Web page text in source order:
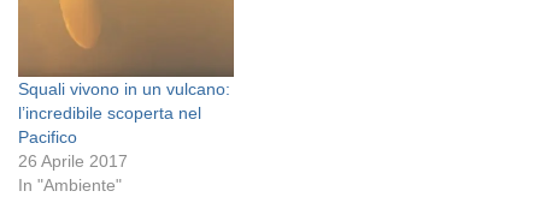
Squali vivono in un vulcano:
l’incredibile scoperta nel
Pacifico
26 Aprile 2017
In "Ambiente"